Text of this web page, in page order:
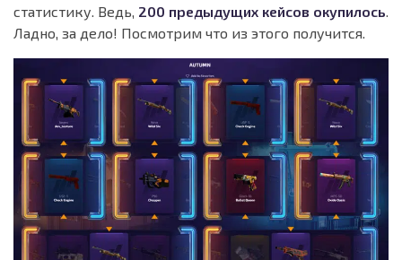
статистику. Ведь, 200 предыдущих кейсов окупилось.
Ладно, за дело! Посмотрим что из этого получится.